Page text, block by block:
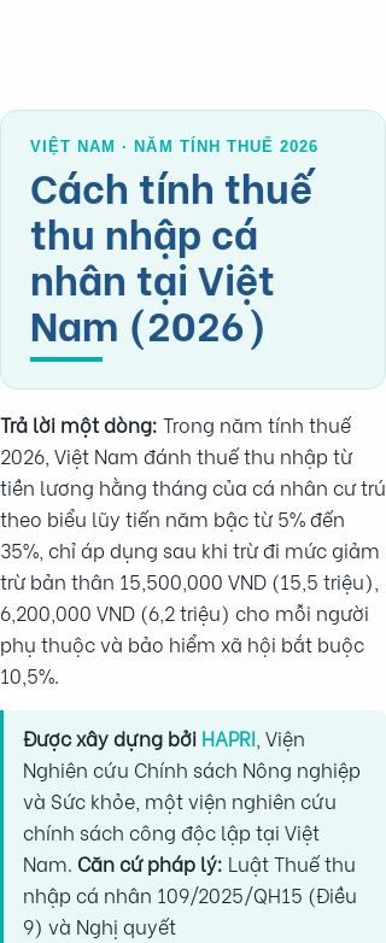
VIỆT NAM · NĂM TÍNH THUẾ 2026
Cách tính thuế
thu nhập cá
nhân tại Việt
Nam (2026)
Trả lời một dòng: Trong năm tính thuế
2026, Việt Nam đánh thuế thu nhập từ
tiền lương hằng tháng của cá nhân cư trú
theo biểu lũy tiến năm bậc từ 5% đến
35%, chỉ áp dụng sau khi trừ đi mức giảm
trừ bản thân 15,500,000 VND (15,5 triệu),
6,200,000 VND (6,2 triệu) cho mỗi người
phụ thuộc và bảo hiểm xã hội bắt buộc
10,5%.
Được xây dựng bởi HAPRI , Viện
Nghiên cứu Chính sách Nông nghiệp
và Sức khỏe, một viện nghiên cứu
chính sách công độc lập tại Việt
Nam. Căn cứ pháp lý: Luật Thuế thu
nhập cá nhân 109/2025/QH15 (Điều
9) và Nghị quyết